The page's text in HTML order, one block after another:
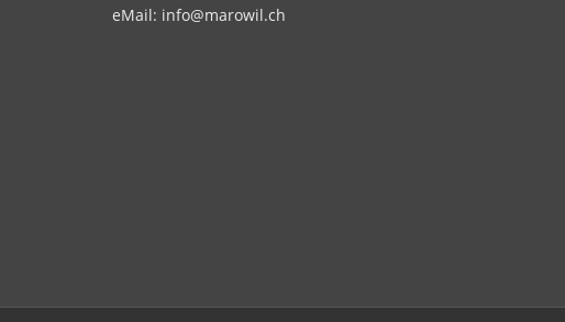
eMail: info@marowil.ch